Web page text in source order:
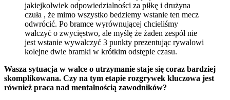
jakiejkolwiek odpowiedzialności za piłkę i drużyna
czuła , że mimo wszystko bedziemy wstanie ten mecz
odwrócić. Po bramce wyrównującej chcieliśmy
walczyć o zwycięstwo, ale myślę że żaden zespół nie
jest wstanie wywalczyć 3 punkty prezentując rywalowi
kolejne dwie bramki w krótkim odstępie czasu.
Wasza sytuacja w walce o utrzymanie staje się coraz bardziej
skomplikowana. Czy na tym etapie rozgrywek kluczowa jest
również praca nad mentalnością zawodników?